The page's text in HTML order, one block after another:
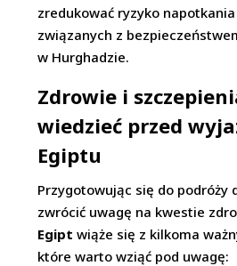
zredukować ryzyko
związanych z
w Hurghadzie.
Zdrowie i
wiedzieć przed
Egiptu
Przygotowując się do podróży
zwrócić uwagę na kwestie
Egipt wiąże się z kilkoma
które warto wziąć pod uwagę: